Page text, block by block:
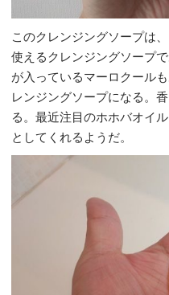
このクレンジングソープは
使えるクレンジングソープ
が入っているマーロクール
レンジングソープになる。
る。最近注目のホホバオイ
としてくれるようだ。